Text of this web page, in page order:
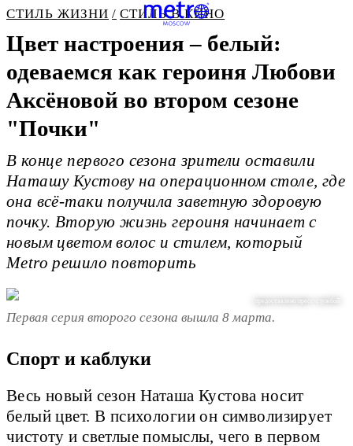
СТИЛЬ ЖИЗНИ СТИЛЬ В КИНО
Цвет настроения – белый:
одеваемся как героиня Любови
Аксёновой во втором сезоне
"Почки"
В конце первого сезона зрители оставили
Наташу Кустову на операционном столе, где
она всё-таки получила заветную здоровую
почку. Вторую жизнь героиня начинает с
новым цветом волос и стилем, который
Metro решило повторить
/ предоставлено пресс-службой
Первая серия второго сезона вышла 8 марта.
Спорт и каблуки
Весь новый сезон Наташа Кустова носит
белый цвет. В психологии он символизирует
чистоту и светлые помыслы, чего в первом